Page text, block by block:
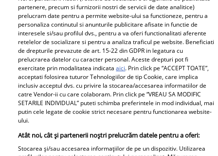
Horoscop săptămânal 27 iulie - 2 august
2026. Aer de schimbare. O zodie are
partenere, precum si furnizorii nostri de servicii de date analitice)
prelucram date pentru a permite website-ului sa functioneze, pentru a
personaliza continutul si anunturile publicitare afisate in functie de
interesele si/sau profilul dvs., pentru a va oferi functionalitati aferente
retelelor de socializare si pentru a analiza traficul pe website. Beneficiati
de drepturile prevazute de art. 15-22 din GDPR in legatura cu
prelucrarea datelor cu caracter personal. Aceste drepturi pot fi
exercitate prin modalitatea indicataaici. Prin click pe “ACCEPT TOATE”,
acceptati folosirea tuturor Tehnologiilor de tip Cookie, care implica
inclusiv acceptul dvs. cu privire la stocarea/accesarea informatiilor de
catre Vendor-ii cu care colaboram. Prin click pe “VREAU SA MODIFIC
SETARILE INDIVIDUAL” puteti schimba preferintele in mod individual, mai
putin cele legate de cookie strict necesare pentru functionarea website-
ului.
Atât noi, cât și partenerii noștri prelucrăm datele pentru a oferi:
Stocarea și/sau accesarea informațiilor de pe un dispozitiv. Utilizarea